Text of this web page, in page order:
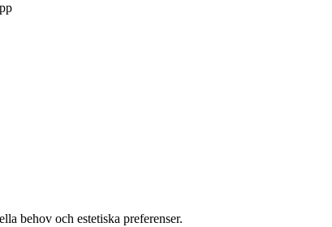
behov och estetiska preferenser.